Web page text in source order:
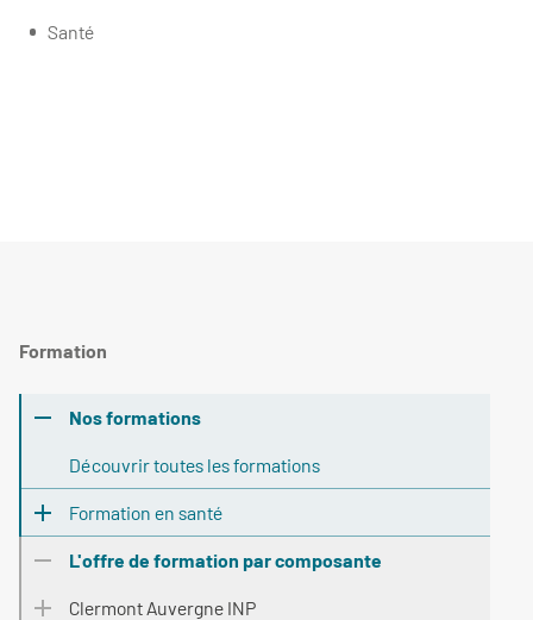
Santé
Formation
Nos formations
Découvrir toutes les formations
Formation en santé
L'offre de formation par composante
Clermont Auvergne INP